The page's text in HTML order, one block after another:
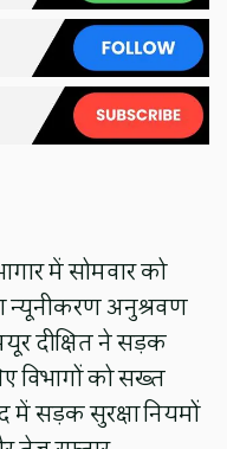
में सोमवार को
न्यूनीकरण अनुश्रवण
दीक्षित ने सड़क
विभागों को सख्त
में सड़क सुरक्षा नियमों